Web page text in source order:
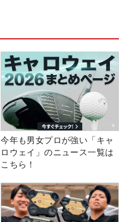
今年も男女プロが強い「キャ
ロウェイ」のニュース一覧は
こちら！